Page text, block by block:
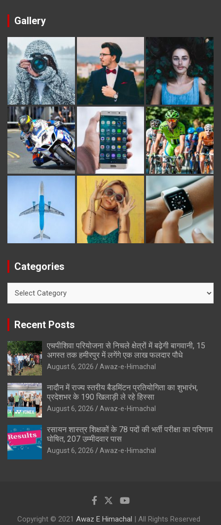
Gallery
Categories
Recent Posts
एचपीशिवा परियोजना से निचले क्षेत्रों में बढ़ेगी बागवानी, 15
अगस्त तक हमीरपुर में लगेंगे एक लाख फलदार पौधे
August 6, 2026 Awaz-e-Himachal
नादौन में राज्य स्तरीय बैडमिंटन प्रतियोगिता का शुभारंभ,
प्रदेशभर के 190 खिलाड़ी ले रहे हिस्सा
August 6, 2026 Awaz-e-Himachal
रसायन शास्त्र शिक्षकों के 78 पदों की भर्ती परीक्षा का परिणाम
घोषित, 207 उम्मीदवार पास
August 6, 2026 Awaz-e-Himachal
Copyright © 2021 Awaz E Himachal | All Rights Reserved